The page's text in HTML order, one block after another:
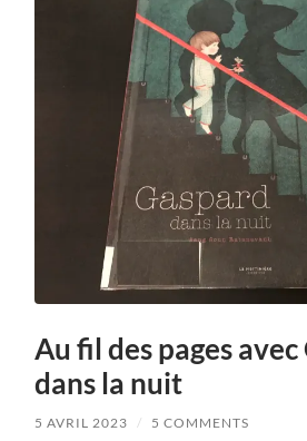
Au fil des pages avec
dans la nuit
5 AVRIL 2023 / 5 COMMENTS